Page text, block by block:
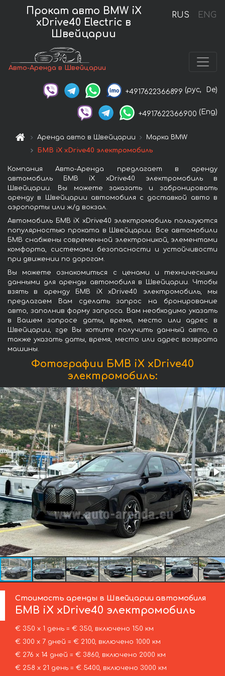
RUS ENG
Прокат авто BMW iX
xDrive40 Electric в
Швейцарии
Авто-Аренда в Швейцарии
+4917622366899 (рус, De)
+4917622366900 (Eng)
Аренда авто в Швейцарии
Марка BMW
БМВ iX xDrive40 электромобиль
Компания Авто-Аренда предлагает в аренду
автомобиль БМВ iX xDrive40 электромобиль в
Швейцарии. Вы можете заказать и забронировать
аренду в Швейцарии автомобиля с доставкой авто в
аэропорты или ж/д вокзал.
Автомобиль БМВ iX xDrive40 электромобиль пользуются
популярностью проката в Швейцарии. Все автомобили
БМВ снабжены современной электроникой, элементами
комфорта, системами безопасности и устойчивости
при движении по дорогам.
Вы можете ознакомиться с ценами и техническими
данными для аренды автомобиля в Швейцарии. Чтобы
взять в аренду БМВ iX xDrive40 электромобиль, мы
предлагаем Вам сделать запрос на бронирование
авто, заполнив форму запроса. Вам необходимо указать
в Вашем запросе даты, время, место или адрес в
Швейцарии, где Вы хотите получить данный авто, а
также указать даты, время, место или адрес возврата
машины.
Фотографии БМВ iX xDrive40
электромобиль:
Стоимость аренды в Швейцарии автомобиля
БМВ iX xDrive40 электромобиль
€ 350 х 1 день = € 350, включено 150 км
€ 300 х 7 дней = € 2100, включено 1000 км
€ 276 х 14 дней = € 3860, включено 2000 км
€ 258 х 21 день = € 5400, включено 3000 км